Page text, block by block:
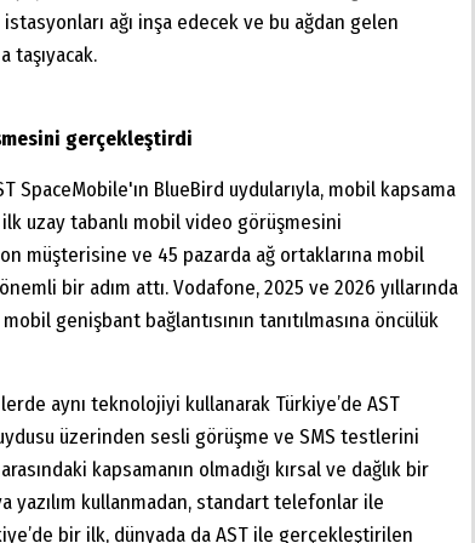
ağı inşa edecek ve bu ağdan gelen
taşıyacak.
gerçekleştirdi
SpaceMobile'ın BlueBird uydularıyla, mobil kapsama
uzay tabanlı mobil video görüşmesini
müşterisine ve 45 pazarda ağ ortaklarına mobil
bir adım attı. Vodafone, 2025 ve 2026 yıllarında
genişbant bağlantısının tanıtılmasına öncülük
aynı teknolojiyi kullanarak Türkiye’de AST
üzerinden sesli görüşme ve SMS testlerini
kapsamanın olmadığı kırsal ve dağlık bir
yazılım kullanmadan, standart telefonlar ile
bir ilk, dünyada da AST ile gerçekleştirilen